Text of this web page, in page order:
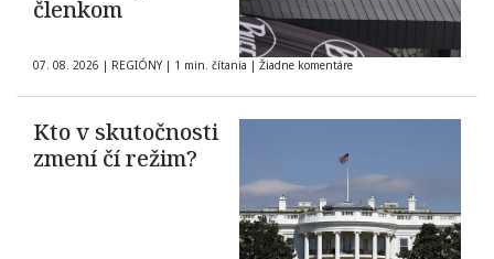
členkom
07. 08. 2026 | REGIÓNY | 1 min. čítania | Žiadne komentáre
Kto v skutočnosti
zmení čí režim?